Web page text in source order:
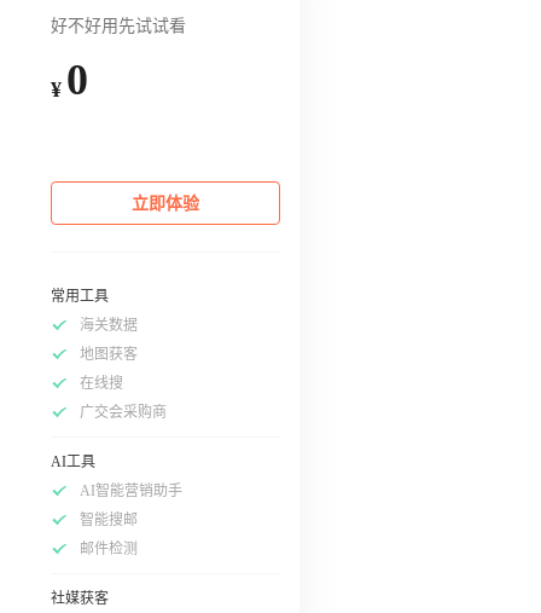
好不好用先试试看
¥ 0
立即体验
常用工具
海关数据
地图获客
在线搜
广交会采购商
AI工具
AI智能营销助手
智能搜邮
邮件检测
社媒获客